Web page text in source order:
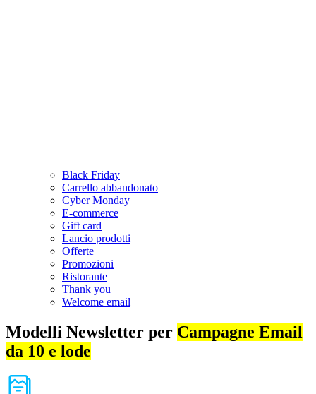
Black Friday
Carrello abbandonato
Cyber Monday
E-commerce
Gift card
Lancio prodotti
Offerte
Promozioni
Ristorante
Thank you
Welcome email
Modelli Newsletter per Campagne Email
da 10 e lode